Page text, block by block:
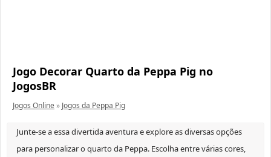
Jogo Decorar Quarto da Peppa Pig no
JogosBR
Jogos Online» Jogos da Peppa Pig
Junte-se a essa divertida aventura e explore as diversas opções
para personalizar o quarto da Peppa. Escolha entre várias cores,